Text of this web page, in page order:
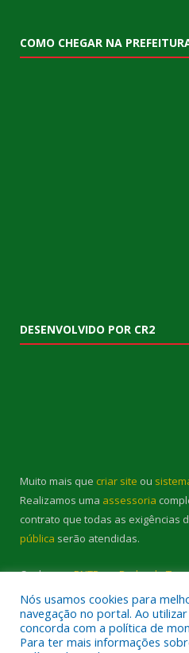
COMO CHEGAR NA
DESENVOLVIDO POR CR2
Muito mais que criar site ou
Realizamos uma assessoria
contrato que todas as exigências
pública serão atendidas.
Conheça oPNTPe oRadar da
Nós usamos cookies para
navegação no portal. Ao
concorda com a política de
Para ter mais informações